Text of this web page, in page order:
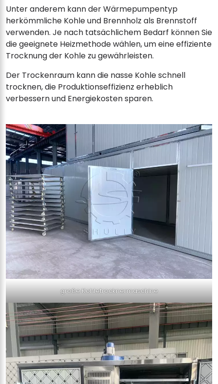
Unter anderem kann der Wärmepumpentyp
herkömmliche Kohle und Brennholz als Brennstoff
verwenden. Je nach tatsächlichem Bedarf können Sie
die geeignete Heizmethode wählen, um eine effiziente
Trocknung der Kohle zu gewährleisten.
Der Trockenraum kann die nasse Kohle schnell
trocknen, die Produktionseffizienz erheblich
verbessern und Energiekosten sparen.
große Kohletrocknermaschine